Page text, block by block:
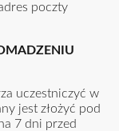
poczty
uczestniczyć w
jest złożyć pod
7 dni przed